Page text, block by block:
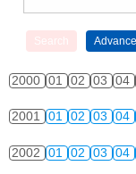
2000 01 02 03 04
2001 01 02 03 04
2002 01 02 03 04